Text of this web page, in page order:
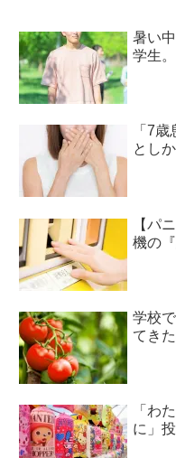
暑い
学生
「7
とし
【パ
機の
学校
てき
「わ
に」